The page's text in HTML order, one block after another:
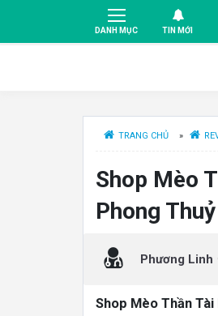
DANH MỤC TIN MỚI
TRANG CHỦ »
Shop Mèo
Phong
Phương Linh
Shop Mèo Thần